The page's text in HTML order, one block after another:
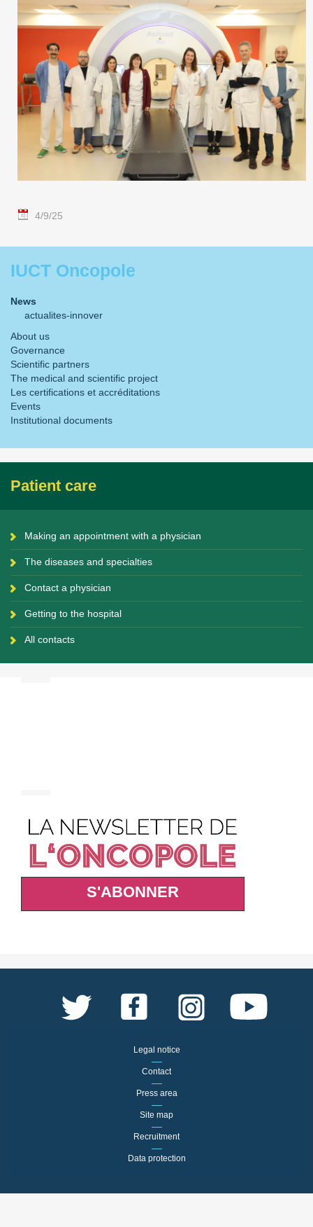
4/9/25
IUCT Oncopole
News
actualites-innover
About us
Governance
Scientific partners
The medical and scientific project
Les certifications et accréditations
Events
Institutional documents
Patient care
Making an appointment with a physician
The diseases and specialties
Contact a physician
Getting to the hospital
All contacts
S'ABONNER
Legal notice
Contact
Press area
Site map
Recruitment
Data protection